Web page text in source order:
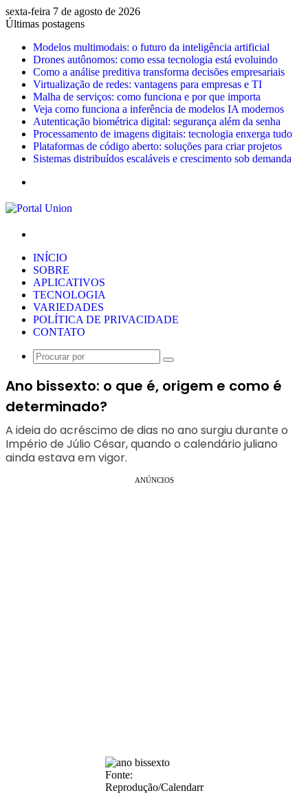
sexta-feira 7 de agosto de 2026
Últimas postagens
Modelos multimodais: o futuro da inteligência artificial
Drones autônomos: como essa tecnologia está evoluindo
Como a análise preditiva transforma decisões empresariais
Virtualização de redes: vantagens para empresas e TI
Malha de serviços: como funciona e por que importa
Veja como funciona a inferência de modelos IA modernos
Autenticação biométrica digital: segurança além da senha
Processamento de imagens digitais: tecnologia enxerga tudo
Plataformas de código aberto: soluções para criar projetos
Sistemas distribuídos escaláveis e crescimento sob demanda
INÍCIO
SOBRE
APLICATIVOS
TECNOLOGIA
VARIEDADES
POLÍTICA DE PRIVACIDADE
CONTATO
Procurar
Ano bissexto: o que é, origem e como é
determinado?
A ideia do acréscimo de dias no ano surgiu durante o
Império de Júlio César, quando o calendário juliano
ainda estava em vigor.
ANÚNCIOS
Fonte:
Reprodução/Calendarr